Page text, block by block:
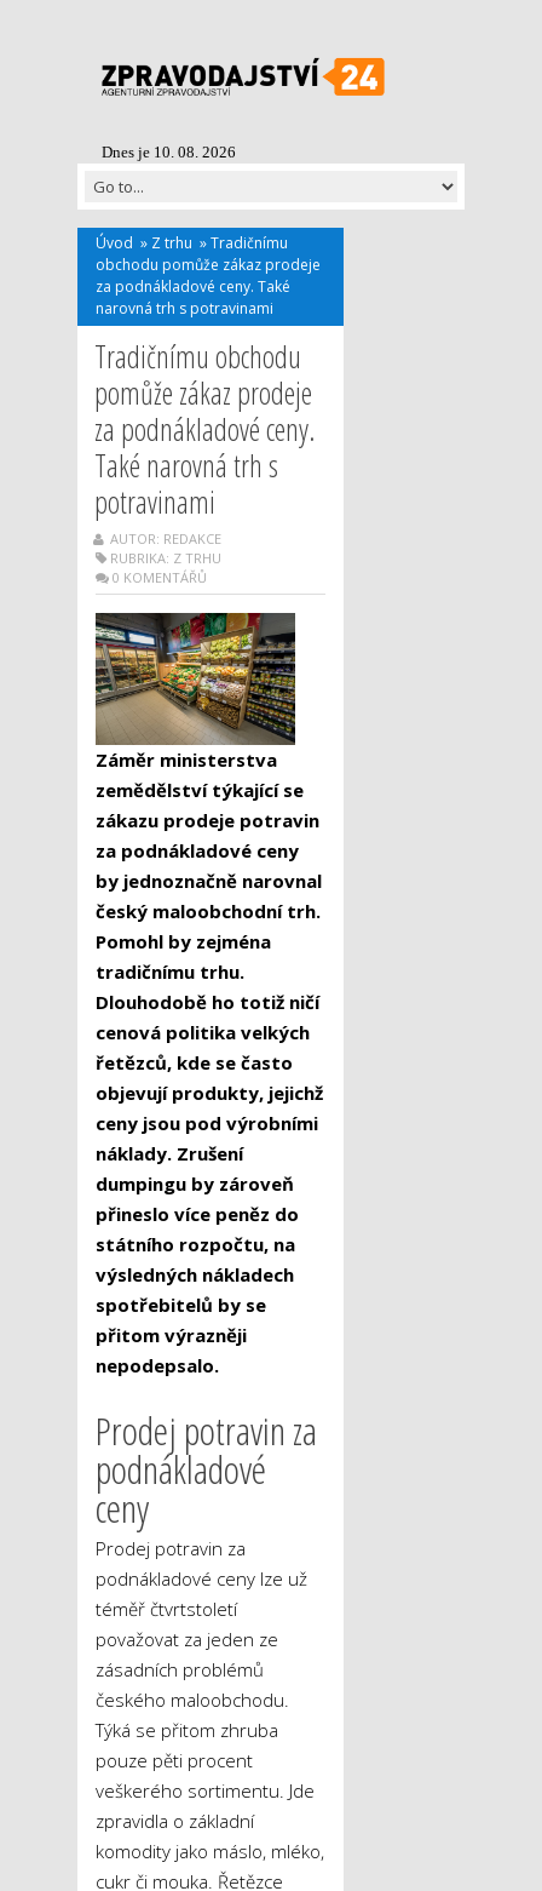
Dnes je 10. 08. 2026
Úvod » Z trhu »Tradičnímu
obchodu pomůže zákaz prodeje
za podnákladové ceny. Také
narovná trh s potravinami
Tradičnímu obchodu
pomůže zákaz prodeje
za podnákladové ceny.
Také narovná trh s
potravinami
AUTOR: REDAKCE
RUBRIKA: Z TRHU
0 KOMENTÁŘŮ
Záměr ministerstva
zemědělství týkající se
zákazu prodeje potravin
za podnákladové ceny
by jednoznačně narovnal
český maloobchodní trh.
Pomohl by zejména
tradičnímu trhu.
Dlouhodobě ho totiž ničí
cenová politika velkých
řetězců, kde se často
objevují produkty, jejichž
ceny jsou pod výrobními
náklady. Zrušení
dumpingu by zároveň
přineslo více peněz do
státního rozpočtu, na
výsledných nákladech
spotřebitelů by se
přitom výrazněji
nepodepsalo.
Prodej potravin za
podnákladové
ceny
Prodej potravin za
podnákladové ceny lze už
téměř čtvrtstoletí
považovat za jeden ze
zásadních problémů
českého maloobchodu.
Týká se přitom zhruba
pouze pěti procent
veškerého sortimentu. Jde
zpravidla o základní
komodity jako máslo, mléko,
cukr či mouka. Řetězce